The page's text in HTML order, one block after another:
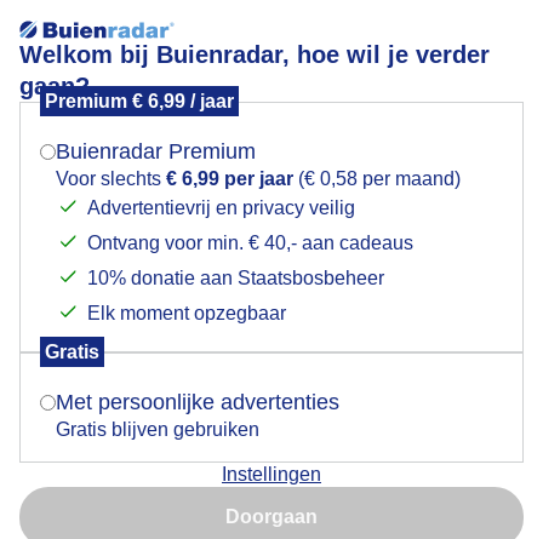
Welkom bij Buienradar, hoe wil je verder
gaan?
Premium € 6,99 / jaar
Buienradar Premium
Voor slechts € 6,99 per jaar (€ 0,58 per maand)
Advertentievrij en privacy veilig
Ontvang voor min. € 40,- aan cadeaus
10% donatie aan Staatsbosbeheer
Elk moment opzegbaar
Gratis
Met persoonlijke advertenties
Gratis blijven gebruiken
Instellingen
Doorgaan
Weerfoto!
Door: Nely V Frankenhuijzen Gemaakt: 07-10-2025, 60x bekeken
Mogen we je locatie gebruiken voor het
Indien je hier nog geen akkoord op hebt gegeven,
verschijnt er zo een pop-up uit je browser waarin
Is goed, toon de popup
Nu niet, misschien later